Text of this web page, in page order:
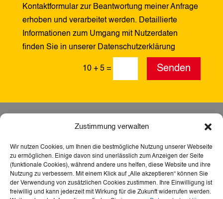
Zustimmung verwalten
Wir nutzen Cookies, um Ihnen die bestmögliche Nutzung unserer Webseite
zu ermöglichen. Einige davon sind unerlässlich zum Anzeigen der Seite
(funktionale Cookies), während andere uns helfen, diese Website und ihre
Nutzung zu verbessern. Mit einem Klick auf „Alle akzeptieren“ können Sie
der Verwendung von zusätzlichen Cookies zustimmen. Ihre Einwilligung ist
freiwillig und kann jederzeit mit Wirkung für die Zukunft widerrufen werden.
Kontaktformular zur Beantwortung meiner Anfrage
erhoben und verarbeitet werden. Detaillierte
Informationen zum Umgang mit Nutzerdaten
finden Sie in unserer Datenschutzerklärung
10 + 5 = Senden